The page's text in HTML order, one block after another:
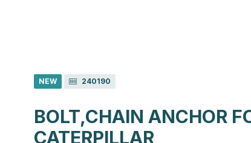
NEW 240190
BOLT,CHAIN ANCHOR
CATERPILLAR